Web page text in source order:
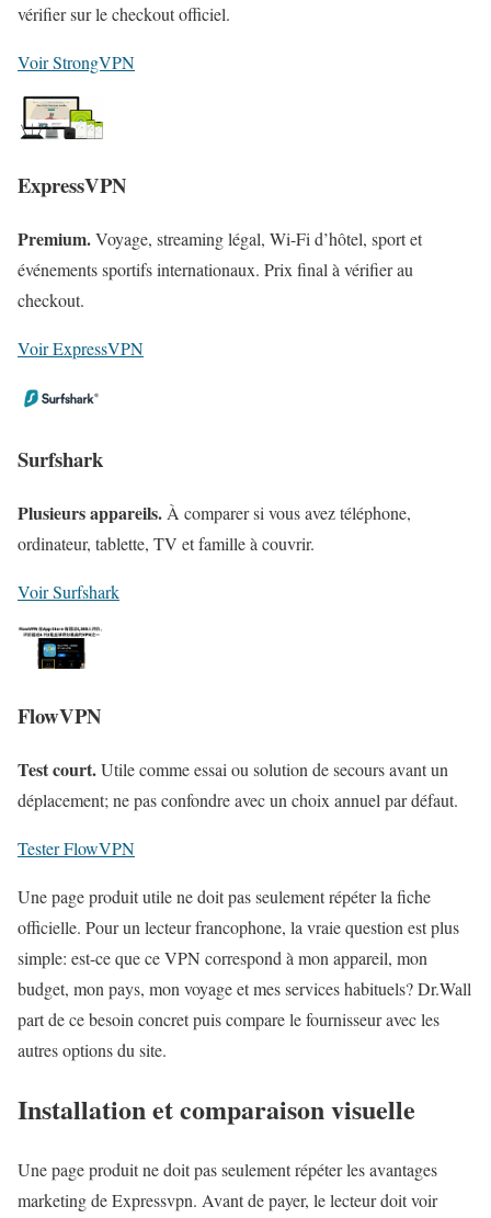
vérifier sur le checkout officiel.
Voir StrongVPN
ExpressVPN
Premium.Voyage, streaming légal, Wi-Fi d’hôtel, sport et
événements sportifs internationaux. Prix final à vérifier au
checkout.
Voir ExpressVPN
Surfshark
Plusieurs appareils. À comparer si vous avez téléphone,
ordinateur, tablette, TV et famille à couvrir.
Voir Surfshark
FlowVPN
Test court.Utile comme essai ou solution de secours avant un
déplacement; ne pas confondre avec un choix annuel par défaut.
Tester FlowVPN
Une page produit utile ne doit pas seulement répéter la fiche
officielle. Pour un lecteur francophone, la vraie question est plus
simple: est-ce que ce VPN correspond à mon appareil, mon
budget, mon pays, mon voyage et mes services habituels? Dr.Wall
part de ce besoin concret puis compare le fournisseur avec les
autres options du site.
Installation et comparaison visuelle
Une page produit ne doit pas seulement répéter les avantages
marketing de Expressvpn. Avant de payer, le lecteur doit voir